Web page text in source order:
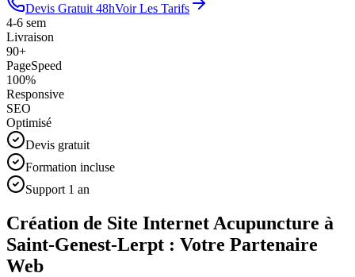
Devis Gratuit 48hVoir Les Tarifs
4-6 sem
Livraison
90+
PageSpeed
100%
Responsive
SEO
Optimisé
Devis gratuit
Formation incluse
Support 1 an
Création de Site Internet Acupuncture à
Saint-Genest-Lerpt : Votre Partenaire
Web